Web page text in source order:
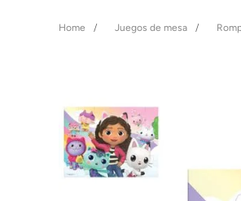
Creatividad y Arte
Figuras de Acción
Gadgets y Electrónicos
Juegos de mesa